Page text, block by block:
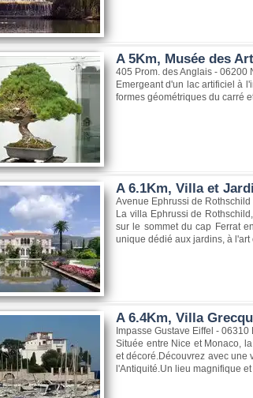
A 5Km, Musée des
405 Prom. des Anglais - 06200
Emergeant d'un lac artificiel à
formes géométriques du carré
A 6.1Km, Villa et
Avenue Ephrussi de
La villa Ephrussi de
sur le sommet du cap Ferrat
unique dédié aux jardins, à l'art
A 6.4Km, Villa
Impasse Gustave Eiffel -
Située entre Nice et Monaco,
et décoré.Découvrez avec
l'Antiquité.Un lieu magnifique